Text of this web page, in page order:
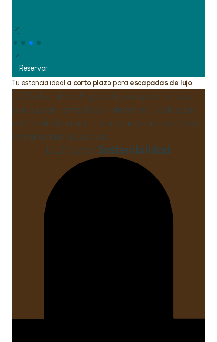
Reservar
Tu estancia ideal a corto plazopara escapadas de lujo
DLS Suites ofrece hogares lujosos para turistas
que buscan comodidad y elegancia. Cada suite
está meticulosamente mantenida e incluye áreas
comunes bien equipadas.
DLS Suites Sostenibilidad